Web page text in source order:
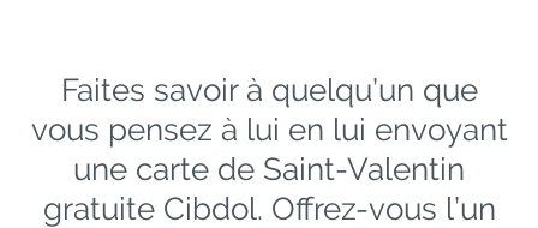
Faites savoir à quelqu’un que
vous pensez à lui en lui envoyant
une carte de Saint-Valentin
gratuite Cibdol. Offrez-vous l’un